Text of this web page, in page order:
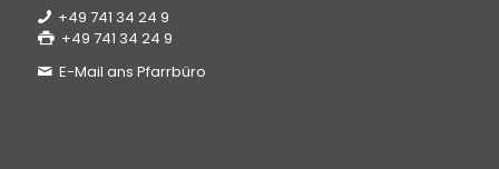
+49 741 34 24 9
+49 741 34 24 9
E-Mail ans Pfarrbüro